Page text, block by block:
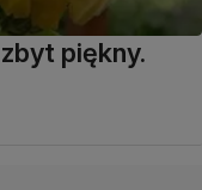
piękny.